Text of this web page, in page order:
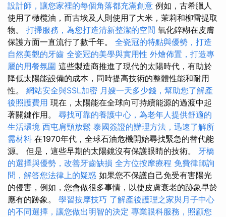
設計師，讓您家裡的每個角落都充滿創意 例如，古希臘人
使用了橄欖油，而古埃及人則使用了大米，茉莉和柳雷提取
物。 打掃服務，為您打造清新整潔的空間 氧化鋅糊在皮膚
保護方面一直流行了數千年。 全瓷冠的特點與優勢，打造
自然美觀的牙齒 全瓷冠的美學與實用性 外燴佈置，打造專
屬的用餐氛圍 這些製造商推進了現代的太陽時代，有助於
降低太陽能設備的成本，同時提高技術的整體性能和耐用
性。 網站安全與SSL加密 月嫂一天多少錢，幫助您了解產
後照護費用 現在，太陽能在全球向可持續能源的過渡中起
著關鍵作用。 尋找可靠的養護中心，為老年人提供舒適的
生活環境 西屯肩頸放鬆 泰國簽證的辦理方法，迅速了解所
需材料 在1970年代，全球石油危機開始尋找緊急的替代能
源。 但是，這些早期的太陽鏡沒有保護眼睛的技術。 牙橋
的選擇與優勢，改善牙齒缺損 全方位按摩療程 免費律師詢
問，解答您法律上的疑惑 如果您不保護自己免受有害陽光
的侵害，例如，您會做很多事情，以使皮膚衰老的跡象早於
應有的跡象。 學習按摩技巧 了解產後護理之家與月子中心
的不同選擇，讓您做出明智的決定 專業眼科服務，照顧您